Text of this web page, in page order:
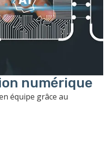
numérique
équipe grâce au